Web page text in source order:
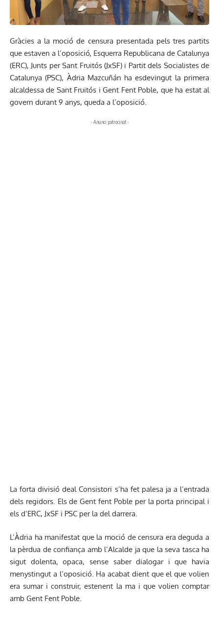
Gràcies a la moció de censura presentada pels tres partits
que estaven a l’oposició, Esquerra Republicana de Catalunya
(ERC), Junts per Sant Fruitós (JxSF) i Partit dels Socialistes de
Catalunya (PSC), Àdria Mazcuñán ha esdevingut la primera
alcaldessa de Sant Fruitós i Gent Fent Poble, que ha estat al
govern durant 9 anys, queda a l’oposició.
- Anunci patrocinat -
La forta divisió deal Consistori s’ha fet palesa ja a l’entrada
dels regidors. Els de Gent fent Poble per la porta principal i
els d’ERC, JxSF i PSC per la del darrera.
L’Àdria ha manifestat que la moció de censura era deguda a
la pèrdua de confiança amb l’Alcalde ja que la seva tasca ha
sigut dolenta, opaca, sense saber dialogar i que havia
menystingut a l’oposició. Ha acabat dient que el que volien
era sumar i construir, estenent la ma i que volien comptar
amb Gent Fent Poble.